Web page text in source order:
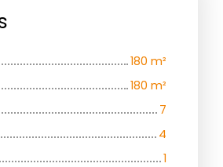
180 m²
180 m²
7
4
1